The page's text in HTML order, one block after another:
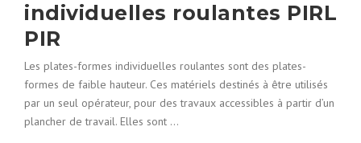
individuelles roulantes PIRL
PIR
Les plates-formes individuelles roulantes sont des plates-
formes de faible hauteur. Ces matériels destinés à être utilisés
par un seul opérateur, pour des travaux accessibles à partir d’un
plancher de travail. Elles sont …